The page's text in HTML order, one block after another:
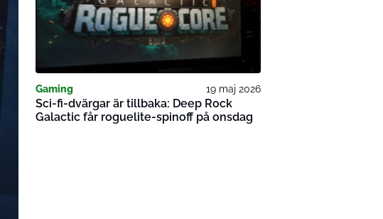
Gaming 19 maj 2026
Sci-fi-dvärgar är tillbaka: Deep Rock
Galactic får roguelite-spinoff på onsdag